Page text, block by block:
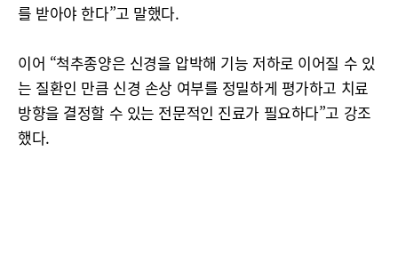
를 받아야 한다”고 말했다.
이어 “척추종양은 신경을 압박해 기능 저하로 이어질 수 있
는 질환인 만큼 신경 손상 여부를 정밀하게 평가하고 치료
방향을 결정할 수 있는 전문적인 진료가 필요하다”고 강조
했다.